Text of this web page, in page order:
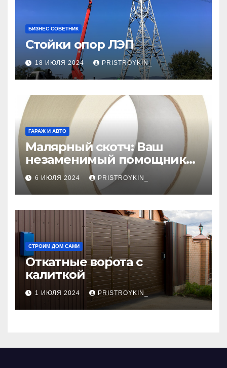
БИЗНЕС СОВЕТНИК
Стойки опор ЛЭП
18 ИЮЛЯ 2024 PRISTROYKIN_
ГАРАЖ И АВТО
Малярный скотч: Ваш
незаменимый помощник
при ремонтных работах
6 ИЮЛЯ 2024 PRISTROYKIN_
СТРОИМ ДОМ САМИ
Откатные ворота с
калиткой
1 ИЮЛЯ 2024 PRISTROYKIN_